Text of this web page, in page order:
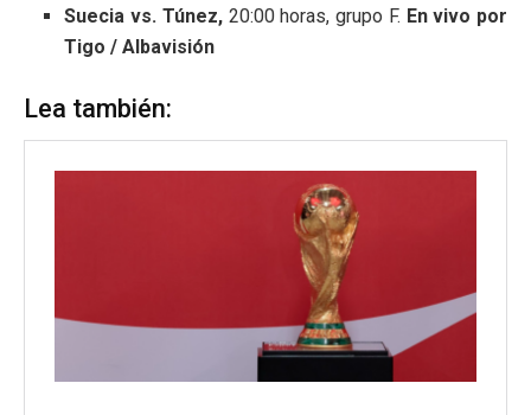
Suecia vs. Túnez,20:00 horas, grupo F. En vivo por
Tigo / Albavisión
Lea también: